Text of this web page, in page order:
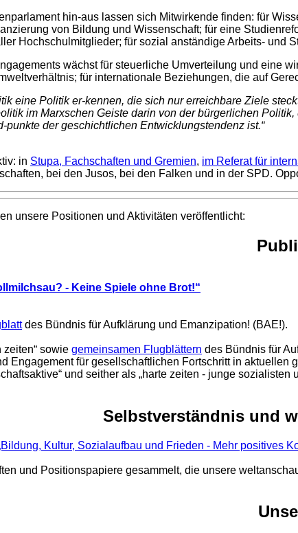
hin-aus lassen sich Mitwirkende finden: für
von Bildung und Wissenschaft; für eine
Hochschulmitglieder; für sozial anständige Arbeits- und
wächst für steuerliche Umverteilung und eine
für internationale Beziehungen, die auf
eine Politik er-kennen, die sich nur erreichbare Ziele
im Marxschen Geiste darin von der bürgerlichen
der geschichtlichen Entwicklungstendenz ist.“
in Stupa, Fachschaften und Gremien, im Referat für
bei den Jusos, bei den Falken und in der SPD.
unsere Positionen und Aktivitäten veröffentlicht:
- Keine Spiele ohne Brot!“
des Bündnis für Aufklärung und Emanzipation! (BAE!).
zeiten“ sowie gemeinsamen Flugblättern des Bündnis für
Engagement für gesellschaftlichen Fortschritt in
und seither als „harte zeiten - junge
Selbstverständnis und
Kultur, Sozialaufbau und Frieden - Mehr positives
und Positionspapiere gesammelt, die unsere